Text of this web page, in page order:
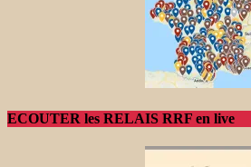
ECOUTER les RELAIS RRF en live